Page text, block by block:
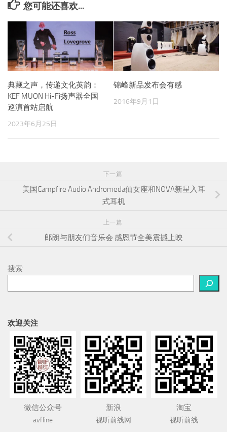
您可能还喜欢...
典藏之声，传递文化英韵：
KEF MUON Hi-Fi扬声器全国
巡演首站启航
2023年6月25日
锦峰新品发布会有感
2016年9月1日
下一篇
美国Campfire Audio Andromeda仙女座和NOVA新星入耳
式耳机
上一篇
郎朗与朋友们音乐会 感恩节全美震撼上映
搜索
欢迎关注
微信公众号
avfline
新浪
视听前线网
淘宝
视听前线